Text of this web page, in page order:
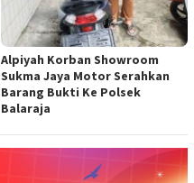
Alpiyah Korban Showroom
Sukma Jaya Motor Serahkan
Barang Bukti Ke Polsek
Balaraja